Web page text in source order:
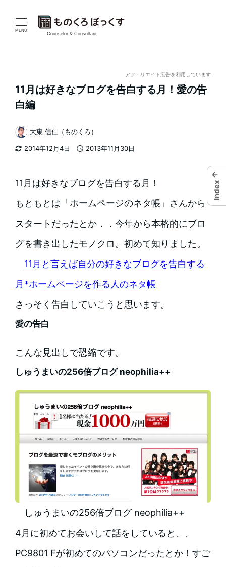
MENU
Counselor & Consultant
アフィリエイト広告を利用しています
11月は好きなブログを告白する月！愛の告
白編
2014年12月4日
2013年11月30日
著
者
大東 信仁（ものくろ）
11月は好きなブログを告白する月！
もともとは「ホームページのネタ帳」さんから
スタートだったとか．．今年から本格的にブロ
グを書き出したモノクロ。初めて知りました。
11月と言えば自分の好きなブログを告白する
月*ホームページを作る人のネタ帳
さっそく告白していこうと思います。
愛の告白
こんな見出しで恐縮です。
しゅうまいの256倍ブログ neophilia++
しゅうまいの256倍ブログ neophilia++
4月に初めてお会いして話をしていると、、
PC9801 Fが初めてのパソコンだったとか！すご
←
Index